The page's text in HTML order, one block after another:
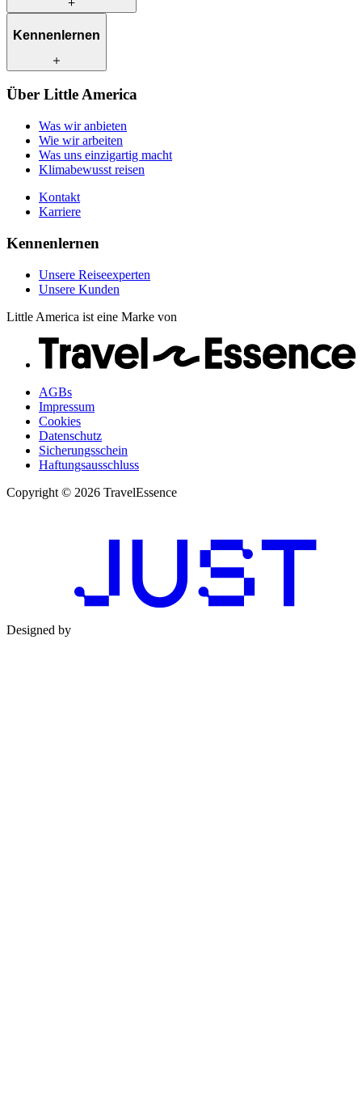
Was wir anbieten
Was uns einzigartig macht
Kontakt
Karriere
Kennenlernen
Unsere Reiseexperten
Über Little America
Was wir anbieten
Wie wir arbeiten
Was uns einzigartig macht
Klimabewusst reisen
Kontakt
Karriere
Kennenlernen
Unsere Reiseexperten
Unsere Kunden
Little America ist eine Marke von
AGBs
Impressum
Cookies
Datenschutz
Sicherungsschein
Haftungsausschluss
Copyright © 2026 TravelEssence
Designed by